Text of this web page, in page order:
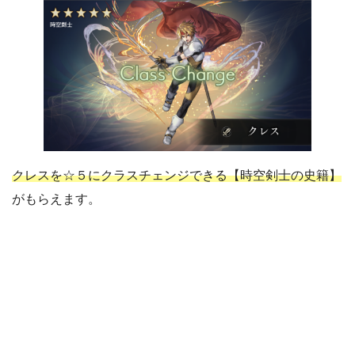
クレスを☆５にクラスチェンジできる【時空剣士の史籍】
がもらえます。